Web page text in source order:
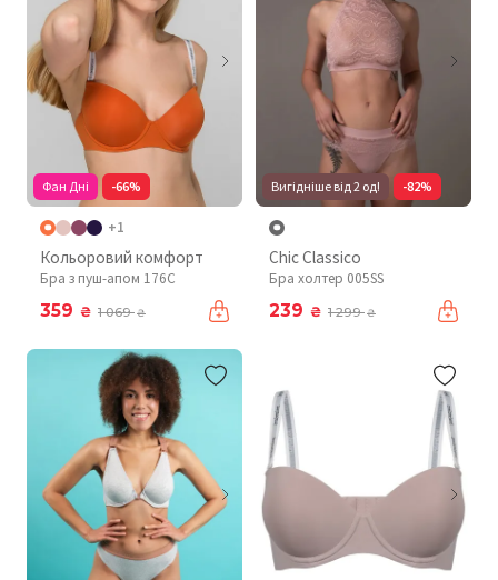
Фан Дні -66%
+1
Кольоровий комфорт
Бра з пуш-апом 176C
359 ₴ 1 069₴
Вигідніше від 2 од! -82%
Chic Classico
Бра холтер 005SS
239 ₴ 1 299₴